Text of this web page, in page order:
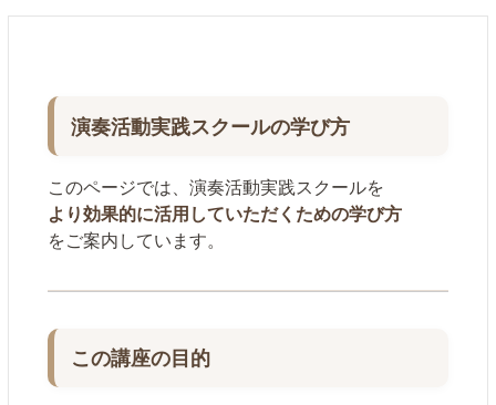
演奏活動実践スクールの学び方
このページでは、演奏活動実践スクールを
より効果的に活用していただくための学び方
をご案内しています。
この講座の目的